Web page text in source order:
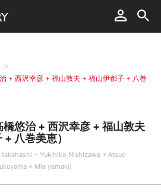
+ 西沢幸彦 + 福山敦夫 + 福山伊都子 + 八巻
橋悠治 + 西沢幸彦 + 福山敦夫
八巻美恵）
takahashi + Yukihiko Nishizawa + Atsuo
+ Mie yamaki)